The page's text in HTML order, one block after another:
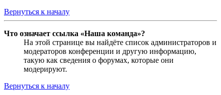
Вернуться к началу
Что означает ссылка «Наша команда»?
На этой странице вы найдёте список администраторов и
модераторов конференции и другую информацию,
такую как сведения о форумах, которые они
модерируют.
Вернуться к началу